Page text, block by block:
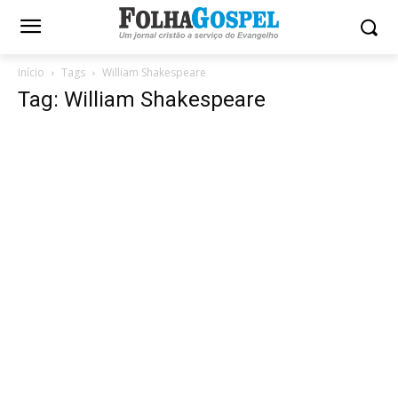
Início Tags William Shakespeare
Tag: William Shakespeare